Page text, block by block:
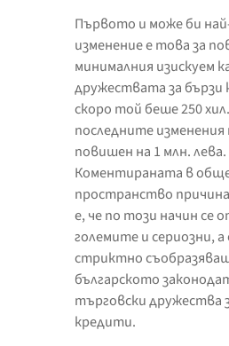
Първото и може би
изменение е това за
минималния изискуем
дружествата за бързи
скоро той беше 250
последните
повишен на 1 млн. лева.
Коментираната в
пространство
е, че по този начин се
големите и сериозни,
стриктно
българското
търговски дружества
кредити.